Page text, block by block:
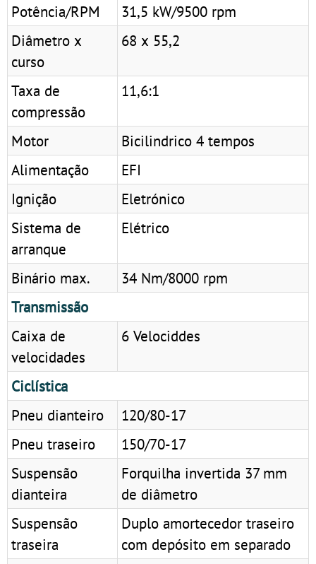
Potência/RPM
31,5 kW/9500 rpm
Diâmetro x
curso
68 x 55,2
Taxa de
compressão
11,6:1
Motor
Bicilindrico 4 tempos
Alimentação
EFI
Ignição
Eletrónico
Sistema de
arranque
Elétrico
Binário max.
34 Nm/8000 rpm
Transmissão
Caixa de
velocidades
6 Velociddes
Ciclística
Pneu dianteiro
120/80-17
Pneu traseiro
150/70-17
Suspensão
dianteira
Forquilha invertida 37 mm
de diâmetro
Suspensão
traseira
Duplo amortecedor traseiro
com depósito em separado